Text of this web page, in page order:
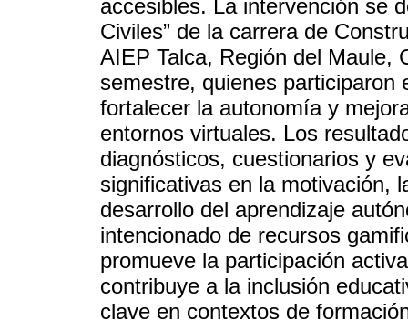
accesibles. La intervención se
Civiles” de la carrera de
AIEP Talca, Región del Maule,
semestre, quienes participaron
fortalecer la autonomía y
entornos virtuales. Los
diagnósticos, cuestionarios y
significativas en la motivación,
desarrollo del aprendizaje
intencionado de recursos
promueve la participación
contribuye a la inclusión
clave en contextos de